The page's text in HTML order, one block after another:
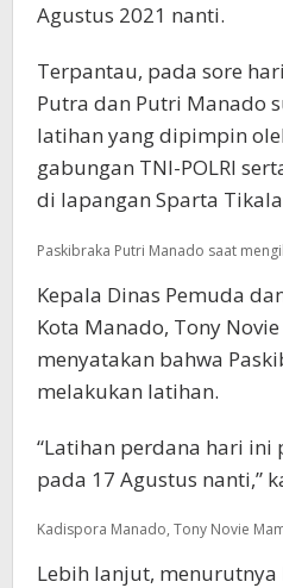
Agustus 2021 nanti.
Terpantau, pada sore
Putra dan Putri Manado
latihan yang dipimpin
gabungan TNI-POLRI
di lapangan Sparta
Paskibraka Putri Manado saat
Kepala Dinas Pemuda
Kota Manado, Tony
menyatakan bahwa
melakukan latihan.
“Latihan perdana hari ini
pada 17 Agustus nanti,”
Kadispora Manado, Tony Novie
Lebih lanjut, menurutnya